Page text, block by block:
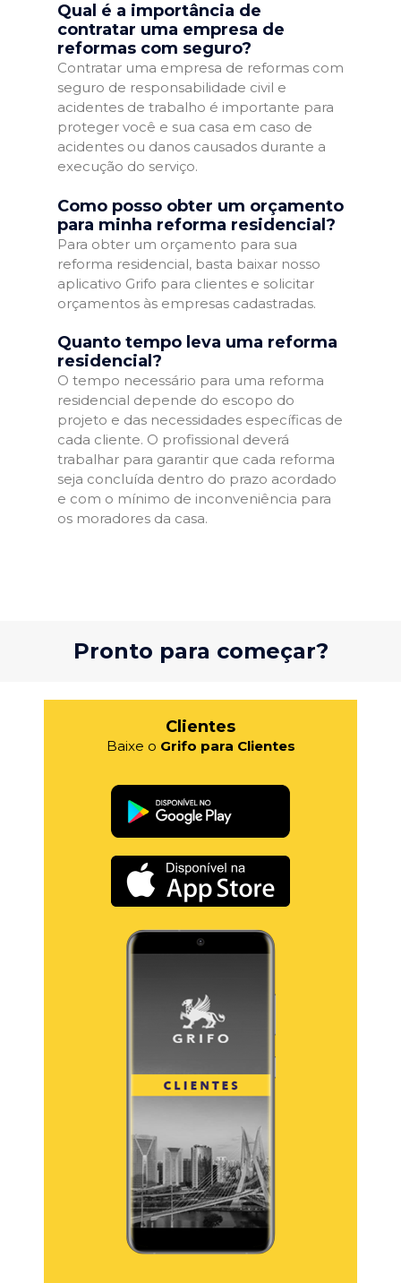
Qual é a importância de
contratar uma empresa de
reformas com seguro?
Contratar uma empresa de reformas com
seguro de responsabilidade civil e
acidentes de trabalho é importante para
proteger você e sua casa em caso de
acidentes ou danos causados durante a
execução do serviço.
Como posso obter um orçamento
para minha reforma residencial?
Para obter um orçamento para sua
reforma residencial, basta baixar nosso
aplicativo Grifo para clientes e solicitar
orçamentos às empresas cadastradas.
Quanto tempo leva uma reforma
residencial?
O tempo necessário para uma reforma
residencial depende do escopo do
projeto e das necessidades específicas de
cada cliente. O profissional deverá
trabalhar para garantir que cada reforma
seja concluída dentro do prazo acordado
e com o mínimo de inconveniência para
os moradores da casa.
Pronto para começar?
Clientes
Baixe o Grifo para Clientes